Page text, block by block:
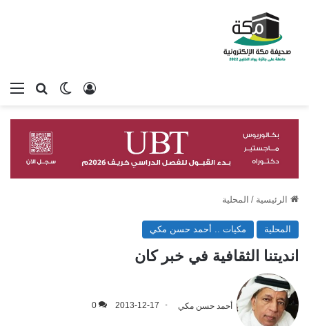
بحثالوضع
تسجيل الدخول
الرئيسية / المحلية
المحلية مكيات .. أحمد حسن مكي
انديتنا الثقافية في خبر كان
أحمد حسن مكي 2013-12-17
0